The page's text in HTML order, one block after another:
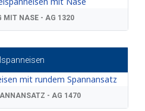
MIT NASE - AG 1320
- AG 1470